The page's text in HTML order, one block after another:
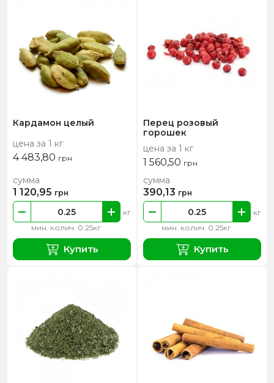
Кардамон целый
цена за 1 кг
4 483,80 грн
мин. колич. 0.25кг
кг
сумма
1 120,95 грн
Купить
Перец розовый
горошек
цена за 1 кг
1 560,50 грн
мин. колич. 0.25кг
кг
сумма
390,13 грн
Купить